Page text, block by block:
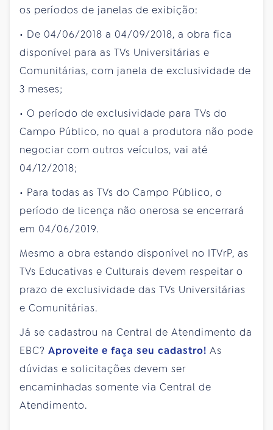
os períodos de janelas de exibição:
• De 04/06/2018 a 04/09/2018, a obra fica
disponível para as TVs Universitárias e
Comunitárias, com janela de exclusividade de
3 meses;
• O período de exclusividade para TVs do
Campo Público, no qual a produtora não pode
negociar com outros veículos, vai até
04/12/2018;
• Para todas as TVs do Campo Público, o
período de licença não onerosa se encerrará
em 04/06/2019.
Mesmo a obra estando disponível no ITVrP, as
TVs Educativas e Culturais devem respeitar o
prazo de exclusividade das TVs Universitárias
e Comunitárias.
Já se cadastrou na Central de Atendimento da
EBC? Aproveite e faça seu cadastro! As
dúvidas e solicitações devem ser
encaminhadas somente via Central de
Atendimento.